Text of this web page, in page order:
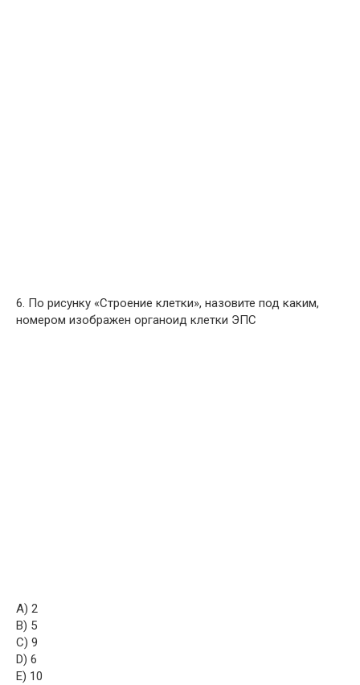
6. По рисунку «Строение клетки», назовите под каким,
номером изображен органоид клетки ЭПС
A) 2
B) 5
C) 9
D) 6
E) 10